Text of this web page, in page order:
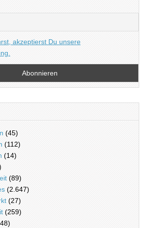
akzeptierst Du unsere
(45)
(112)
(14)
(89)
(2.647)
(27)
(259)